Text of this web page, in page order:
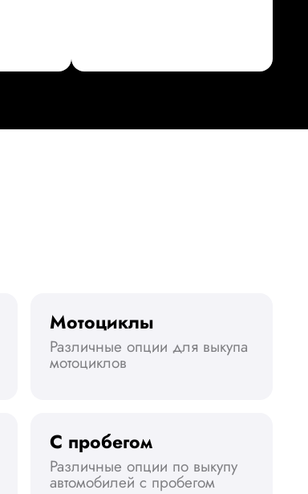
Мотоциклы
Различные опции для выкупа
мотоциклов
С пробегом
Различные опции по выкупу
автомобилей с пробегом